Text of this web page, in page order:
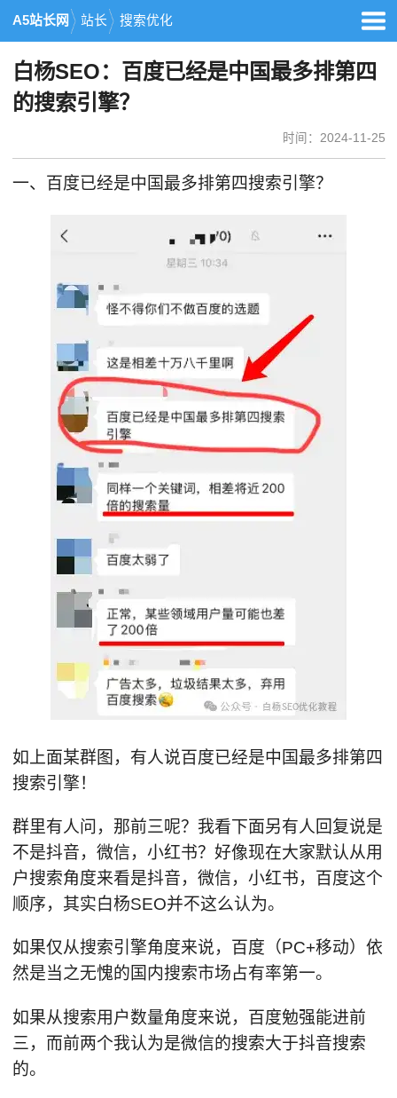
A5站长网 站长 搜索优化
白杨SEO：百度已经是中国最多排第四
的搜索引擎？
时间：2024-11-25
一、百度已经是中国最多排第四搜索引擎？
如上面某群图，有人说百度已经是中国最多排第四
搜索引擎！
群里有人问，那前三呢？我看下面另有人回复说是
不是抖音，微信，小红书？好像现在大家默认从用
户搜索角度来看是抖音，微信，小红书，百度这个
顺序，其实白杨SEO并不这么认为。
如果仅从搜索引擎角度来说，百度（PC+移动）依
然是当之无愧的国内搜索市场占有率第一。
如果从搜索用户数量角度来说，百度勉强能进前
三，而前两个我认为是微信的搜索大于抖音搜索
的。